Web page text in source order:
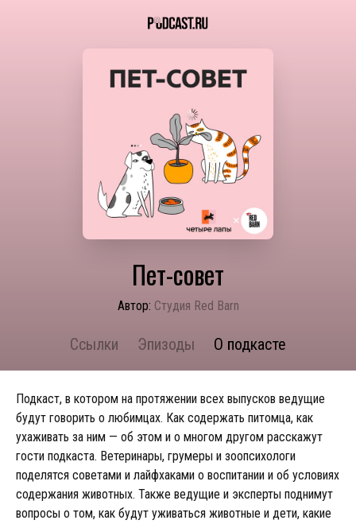
Пет-совет
Автор: Студия Red Barn
Ссылки Эпизоды О подкасте
Подкаст, в котором на протяжении всех выпусков ведущие
будут говорить о любимцах. Как содержать питомца, как
ухаживать за ним — об этом и о многом другом расскажут
гости подкаста. Ветеринары, грумеры и зоопсихологи
поделятся советами и лайфхаками о воспитании и об условиях
содержания животных. Также ведущие и эксперты поднимут
вопросы о том, как будут уживаться животные и дети, какие